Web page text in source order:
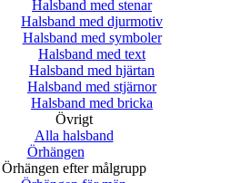
Halsband med stenar
Halsband med djurmotiv
Halsband med symboler
Halsband med text
Halsband med hjärtan
Halsband med stjärnor
Halsband med bricka
Övrigt
Alla halsband
Örhängen
Örhängen efter målgrupp